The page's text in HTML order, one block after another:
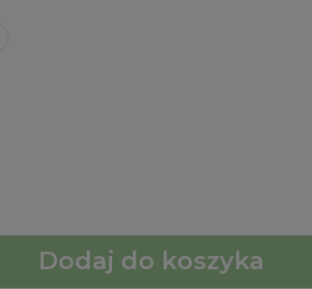
Dodaj do koszyka